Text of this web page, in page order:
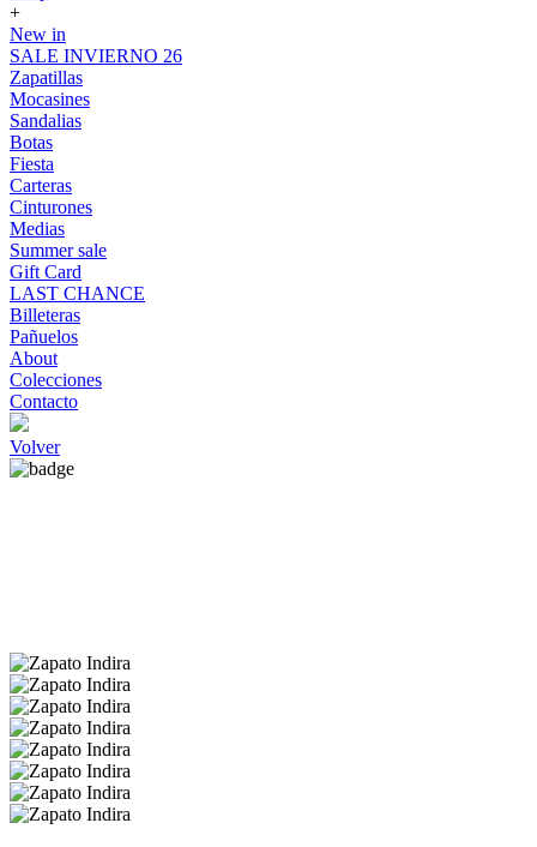
+
New in
SALE INVIERNO 26
Zapatillas
Mocasines
Sandalias
Botas
Fiesta
Carteras
Cinturones
Medias
Summer sale
Gift Card
LAST CHANCE
Billeteras
Pañuelos
About
Colecciones
Contacto
Volver